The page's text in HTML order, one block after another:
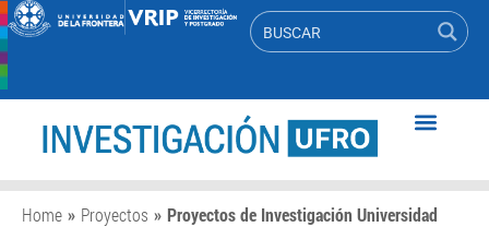
Home » Proyectos » Proyectos de Investigación Universidad